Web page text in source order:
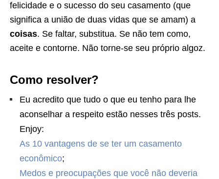
felicidade e o sucesso do seu casamento (que
significa a união de duas vidas que se amam) a
coisas. Se faltar, substitua. Se não tem como,
aceite e contorne. Não torne-se seu próprio algoz.
Como resolver?
Eu acredito que tudo o que eu tenho para lhe
aconselhar a respeito estão nesses três posts.
Enjoy:
As 10 vantagens de se ter um casamento
econômico;
Medos e preocupações que você não deveria